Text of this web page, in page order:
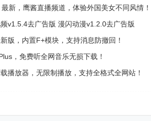
新，鹰酱直播频道，体验外国美女不同风情！
v1.5.4去广告版 漫闪动漫v1.2.0去广告版
版，内置F+模块，支持消息防撤回！
，免费听全网音乐无损下载！
播放器，无限制播放，支持全格式全网站！